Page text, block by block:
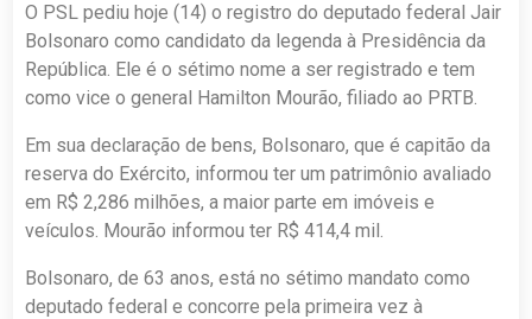
O PSL pediu hoje (14) o registro do deputado federal Jair
Bolsonaro como candidato da legenda à Presidência da
República. Ele é o sétimo nome a ser registrado e tem
como vice o general Hamilton Mourão, filiado ao PRTB.
Em sua declaração de bens, Bolsonaro, que é capitão da
reserva do Exército, informou ter um patrimônio avaliado
em R$ 2,286 milhões, a maior parte em imóveis e
veículos. Mourão informou ter R$ 414,4 mil.
Bolsonaro, de 63 anos, está no sétimo mandato como
deputado federal e concorre pela primeira vez à